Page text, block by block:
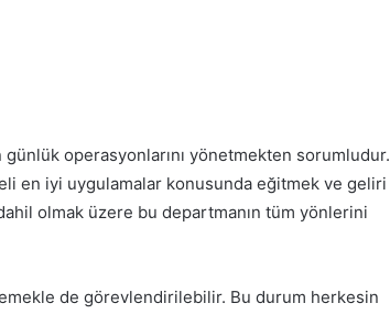
operasyonlarını yönetmekten sorumludur.
en iyi uygulamalar konusunda eğitmek ve geliri
olmak üzere bu departmanın tüm yönlerini
de görevlendirilebilir. Bu durum herkesin